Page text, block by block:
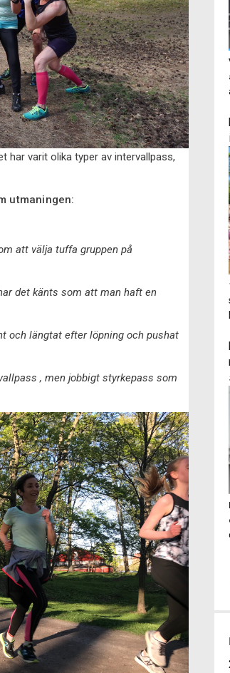
har varit olika typer av intervallpass,
utmaningen:
att välja tuffa gruppen på
det känts som att man haft en
och längtat efter löpning och pushat
, men jobbigt styrkepass som